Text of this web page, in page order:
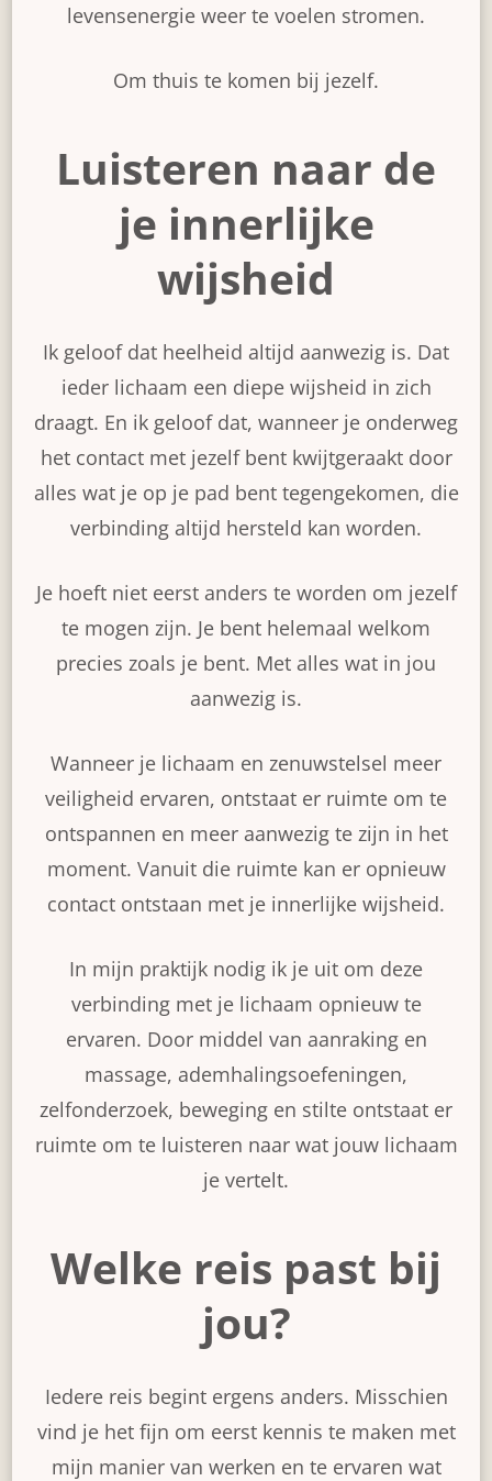
levensenergie weer te voelen stromen.
Om thuis te komen bij jezelf.
Luisteren naar de
je innerlijke
wijsheid
Ik geloof dat heelheid altijd aanwezig is. Dat
ieder lichaam een diepe wijsheid in zich
draagt. En ik geloof dat, wanneer je onderweg
het contact met jezelf bent kwijtgeraakt door
alles wat je op je pad bent tegengekomen, die
verbinding altijd hersteld kan worden.
Je hoeft niet eerst anders te worden om jezelf
te mogen zijn. Je bent helemaal welkom
precies zoals je bent. Met alles wat in jou
aanwezig is.
Wanneer je lichaam en zenuwstelsel meer
veiligheid ervaren, ontstaat er ruimte om te
ontspannen en meer aanwezig te zijn in het
moment. Vanuit die ruimte kan er opnieuw
contact ontstaan met je innerlijke wijsheid.
In mijn praktijk nodig ik je uit om deze
verbinding met je lichaam opnieuw te
ervaren. Door middel van aanraking en
massage, ademhalingsoefeningen,
zelfonderzoek, beweging en stilte ontstaat er
ruimte om te luisteren naar wat jouw lichaam
je vertelt.
Welke reis past bij
jou?
Iedere reis begint ergens anders. Misschien
vind je het fijn om eerst kennis te maken met
mijn manier van werken en te ervaren wat